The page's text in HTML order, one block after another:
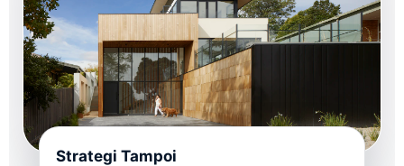
Strategi Tampoi